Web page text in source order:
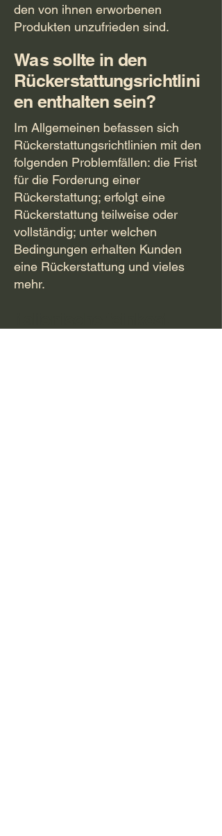
den von ihnen erworbenen
Produkten unzufrieden sind.
Was sollte in den
Rückerstattungsrichtlini
en enthalten sein?
Im Allgemeinen befassen sich
Rückerstattungsrichtlinien mit den
folgenden Problemfällen: die Frist
für die Forderung einer
Rückerstattung; erfolgt eine
Rückerstattung teilweise oder
vollständig; unter welchen
Bedingungen erhalten Kunden
eine Rückerstattung und vieles
mehr.